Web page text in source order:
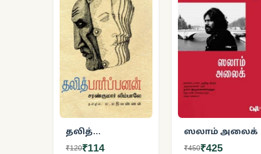
தலித்
பார்ப்பனன்
₹120₹114
ஸலாம் அலைக்
₹450₹425